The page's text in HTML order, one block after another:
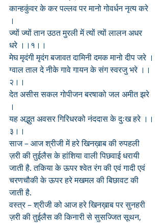
कान्हकुंवर के कर पल्लव पर मानो गोवर्धन नृत्य करे
।
ज्यों ज्यों तान उठत मुरली में त्यों त्यों लालन अधर
धरे ।।१।।
मेघ मृदंगी मृदंग बजावत दामिनी दमक मानो दीप जरे ।
ग्वाल ताल दे नीके गावे गायन के संग स्वरजु भरे ।।
२।।
देत असीस सकल गोपीजन बरषाको जल अमीत झरे
।
यह अद्भुत अवसर गिरिधरको नंददास के दुःख हरे ।।
३।।
साज – आज श्रीजी में हरे खिनख़ाब की रुपहली
ज़री की तुईलैस के हांशिया वाली पिछवाई धरायी
जाती है. तकिया के ऊपर श्वेत रंग की एवं गादी एवं
चरणचौकी के ऊपर हरे मखमल की बिछावट की
जाती है.
वस्त्र – श्रीजी को आज हरे खिनख़ाब पर सुनहरी
ज़री की तुईलैस की किनारी से सुसज्जित सूथन,